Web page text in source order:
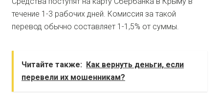
течение 1-3 рабочих дней. Комиссия за такой
перевод обычно составляет 1-1,5% от суммы.
Читайте также: Как вернуть деньги, если
перевели их мошенникам?